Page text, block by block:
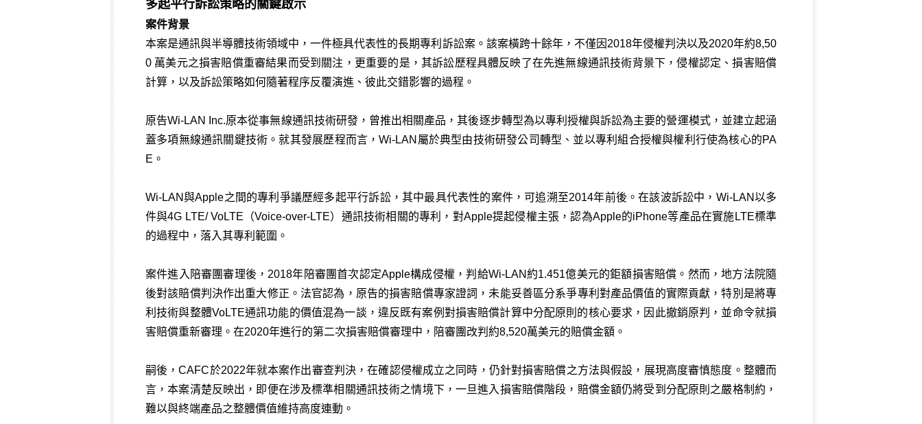
多起平行訴訟策略的關鍵啟示
案件背景
本案是通訊與半導體技術領域中，一件極具代表性的長期專利訴訟案。該案橫跨十餘年，不僅因2018年侵權判決以及2020年約8,50
0 萬美元之損害賠償重審結果而受到關注，更重要的是，其訴訟歷程具體反映了在先進無線通訊技術背景下，侵權認定、損害賠償
計算，以及訴訟策略如何隨著程序反覆演進、彼此交錯影響的過程。
原告Wi‑LAN Inc.原本從事無線通訊技術研發，曾推出相關產品，其後逐步轉型為以專利授權與訴訟為主要的營運模式，並建立起涵
蓋多項無線通訊關鍵技術。就其發展歷程而言，Wi‑LAN屬於典型由技術研發公司轉型、並以專利組合授權與權利行使為核心的PA
E。
Wi‑LAN與Apple之間的專利爭議歷經多起平行訴訟，其中最具代表性的案件，可追溯至2014年前後。在該波訴訟中，Wi‑LAN以多
件與4G LTE/ VoLTE（Voice-over-LTE）通訊技術相關的專利，對Apple提起侵權主張，認為Apple的iPhone等產品在實施LTE標準
的過程中，落入其專利範圍。
案件進入陪審團審理後，2018年陪審團首次認定Apple構成侵權，判給Wi‑LAN約1.451億美元的鉅額損害賠償。然而，地方法院隨
後對該賠償判決作出重大修正。法官認為，原告的損害賠償專家證詞，未能妥善區分系爭專利對產品價值的實際貢獻，特別是將專
利技術與整體VoLTE通訊功能的價值混為一談，違反既有案例對損害賠償計算中分配原則的核心要求，因此撤銷原判，並命令就損
害賠償重新審理。在2020年進行的第二次損害賠償審理中，陪審團改判約8,520萬美元的賠償金額。
嗣後，CAFC於2022年就本案作出審查判決，在確認侵權成立之同時，仍針對損害賠償之方法與假設，展現高度審慎態度。整體而
言，本案清楚反映出，即便在涉及標準相關通訊技術之情境下，一旦進入損害賠償階段，賠償金額仍將受到分配原則之嚴格制約，
難以與終端產品之整體價值維持高度連動。